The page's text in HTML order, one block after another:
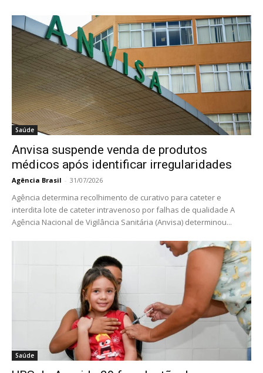
Saúde
Anvisa suspende venda de produtos
médicos após identificar irregularidades
Agência Brasil - 31/07/2026
Agência determina recolhimento de curativo para cateter e
interdita lote de cateter intravenoso por falhas de qualidade A
Agência Nacional de Vigilância Sanitária (Anvisa) determinou...
Saúde